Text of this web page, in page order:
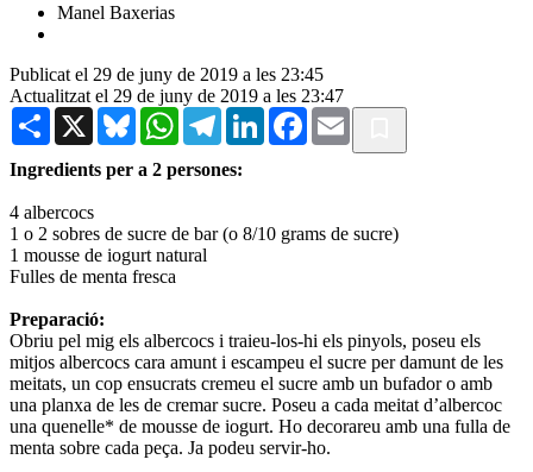
Manel Baxerias
Publicat el 29 de juny de 2019 a les 23:45
Actualitzat el 29 de juny de 2019 a les 23:47
Share X BlueskyWhatsAppTelegramLinkedInFacebook
Email
Ingredients per a 2 persones:
4 albercocs
1 o 2 sobres de sucre de bar (o 8/10 grams de sucre)
1 mousse de iogurt natural
Fulles de menta fresca
Preparació:
Obriu pel mig els albercocs i traieu-los-hi els pinyols, poseu els
mitjos albercocs cara amunt i escampeu el sucre per damunt de les
meitats, un cop ensucrats cremeu el sucre amb un bufador o amb
una planxa de les de cremar sucre. Poseu a cada meitat d’albercoc
una quenelle* de mousse de iogurt. Ho decorareu amb una fulla de
menta sobre cada peça. Ja podeu servir-ho.